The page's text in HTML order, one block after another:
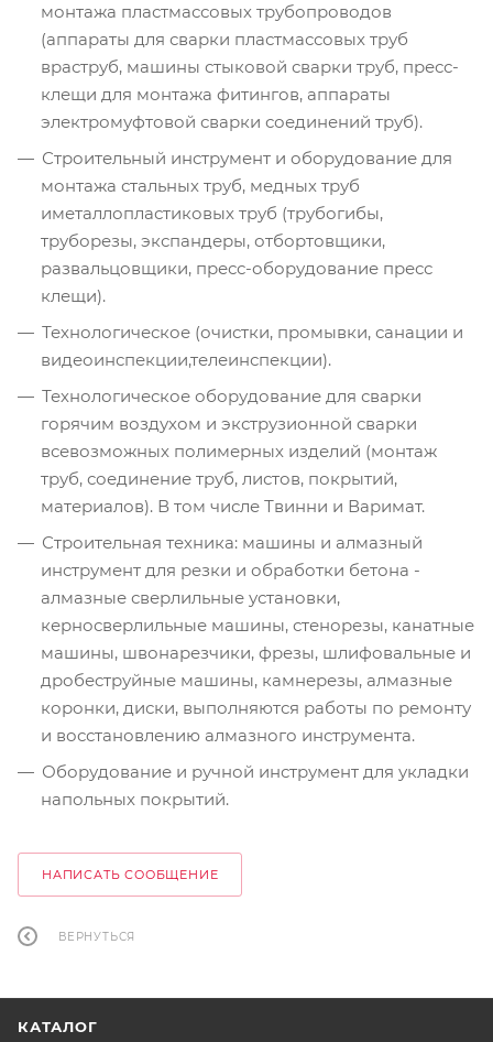
монтажа пластмассовых трубопроводов
(аппараты для сварки пластмассовых труб
враструб, машины стыковой сварки труб, пресс-
клещи для монтажа фитингов, аппараты
электромуфтовой сварки соединений труб).
Строительный инструмент и оборудование для
монтажа стальных труб, медных труб
иметаллопластиковых труб (трубогибы,
труборезы, экспандеры, отбортовщики,
развальцовщики, пресс-оборудование пресс
клещи).
Технологическое (очистки, промывки, санации и
видеоинспекции,телеинспекции).
Технологическое оборудование для сварки
горячим воздухом и экструзионной сварки
всевозможных полимерных изделий (монтаж
труб, соединение труб, листов, покрытий,
материалов). В том числе Твинни и Варимат.
Строительная техника: машины и алмазный
инструмент для резки и обработки бетона -
алмазные сверлильные установки,
керносверлильные машины, стенорезы, канатные
машины, швонарезчики, фрезы, шлифовальные и
дробеструйные машины, камнерезы, алмазные
коронки, диски, выполняются работы по ремонту
и восстановлению алмазного инструмента.
Оборудование и ручной инструмент для укладки
напольных покрытий.
НАПИСАТЬ СООБЩЕНИЕ
ВЕРНУТЬСЯ
КАТАЛОГ